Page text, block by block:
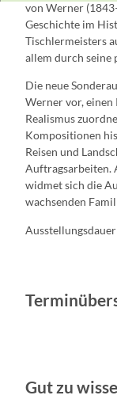
von Werner
Geschichte im
Tischlermeisters
allem durch seine
Die neue
Werner vor, einen
Realismus
Kompositionen
Reisen und
Auftragsarbeiten.
widmet sich die
wachsenden
Gut zu